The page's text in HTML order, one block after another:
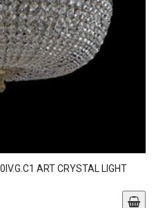
ART CRYSTAL LIGHT